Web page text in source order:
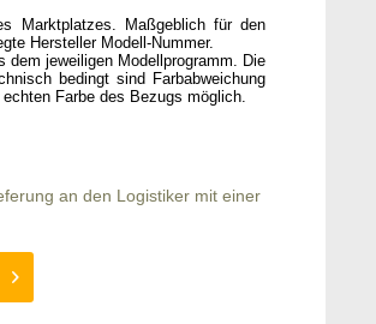
Marktplatzes. Maßgeblich für den
Hersteller Modell-Nummer.
dem jeweiligen Modellprogramm. Die
bedingt sind Farbabweichung
Farbe des Bezugs möglich.
an den Logistiker mit einer